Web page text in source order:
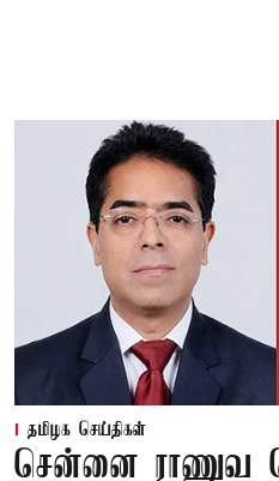
தமிழக செய்திகள்
சென்னை ராணுவ